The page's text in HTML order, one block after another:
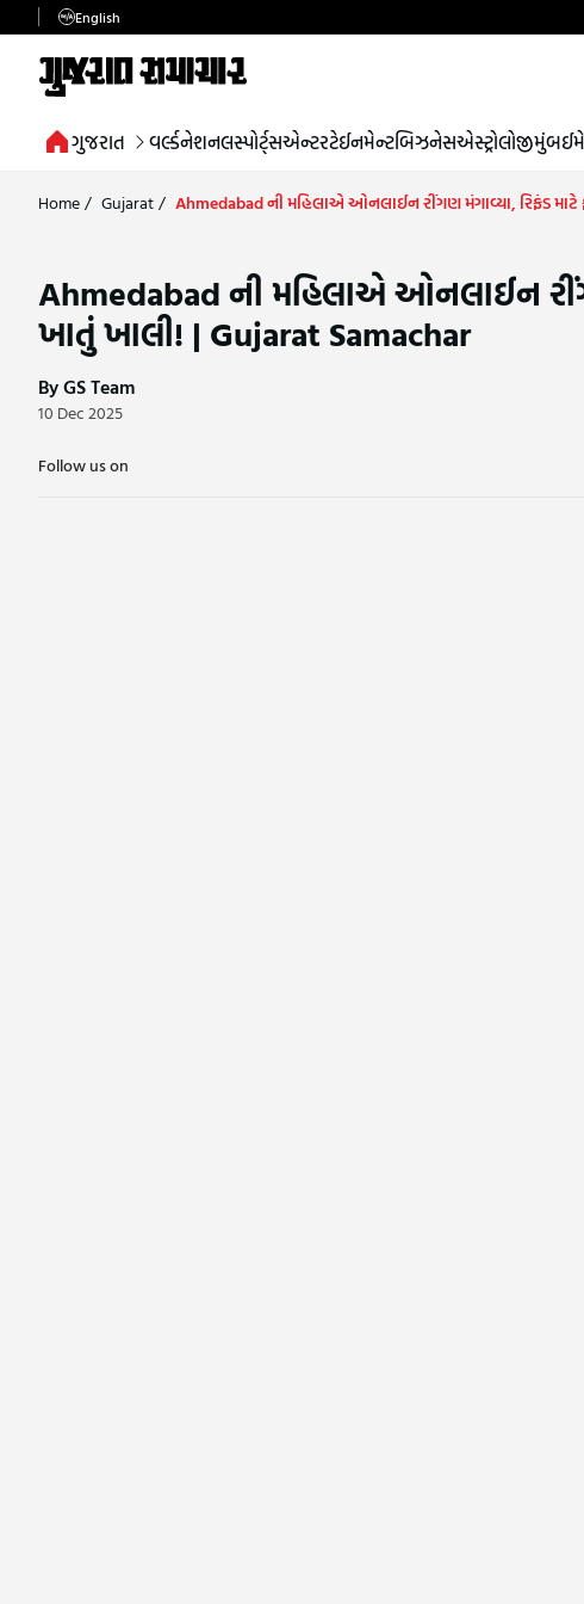
English
ગુજરાત વર્લ્ડનેશનલસ્પોર્ટ્સએન્ટરટેઈનમેન્ટબિઝનેસએસ્ટ્રોલોજીમુંબઈ
Home/ Gujarat/ Ahmedabad ની મહિલાએ ઓનલાઈન રીંગણ મંગાવ્યા, રિફંડ માટે
Ahmedabad ની મહિલાએ ઓનલાઈન
ખાતું ખાલી! | Gujarat Samachar
By GS Team
10 Dec 2025
Follow us on